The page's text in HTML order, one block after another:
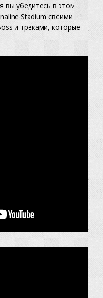
вы убедитесь в этом
Stadium своими
и треками, которые